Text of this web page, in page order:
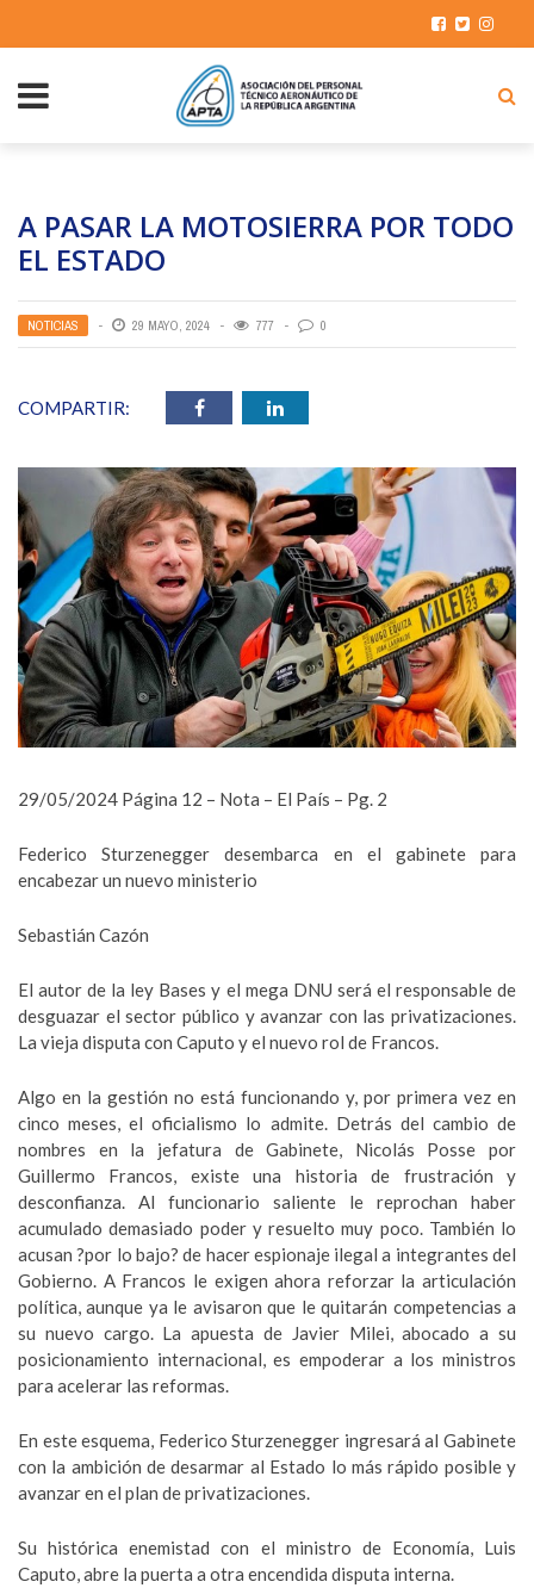
A PASAR LA MOTOSIERRA POR TODO
EL ESTADO
NOTICIAS 29 MAYO, 2024 777 0
COMPARTIR:
29/05/2024 Página 12 – Nota – El País – Pg. 2
Federico Sturzenegger desembarca en el gabinete para
encabezar un nuevo ministerio
Sebastián Cazón
El autor de la ley Bases y el mega DNU será el responsable de
desguazar el sector público y avanzar con las privatizaciones.
La vieja disputa con Caputo y el nuevo rol de Francos.
Algo en la gestión no está funcionando y, por primera vez en
cinco meses, el oficialismo lo admite. Detrás del cambio de
nombres en la jefatura de Gabinete, Nicolás Posse por
Guillermo Francos, existe una historia de frustración y
desconfianza. Al funcionario saliente le reprochan haber
acumulado demasiado poder y resuelto muy poco. También lo
acusan ?por lo bajo? de hacer espionaje ilegal a integrantes del
Gobierno. A Francos le exigen ahora reforzar la articulación
política, aunque ya le avisaron que le quitarán competencias a
su nuevo cargo. La apuesta de Javier Milei, abocado a su
posicionamiento internacional, es empoderar a los ministros
para acelerar las reformas.
En este esquema, Federico Sturzenegger ingresará al Gabinete
con la ambición de desarmar al Estado lo más rápido posible y
avanzar en el plan de privatizaciones.
Su histórica enemistad con el ministro de Economía, Luis
Caputo, abre la puerta a otra encendida disputa interna.